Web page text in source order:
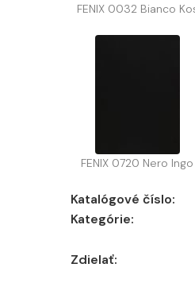
FENIX 0032 Bianco
FENIX 0720 Nero Ingo
Katalógové číslo:
Kategórie:
Zdielať: